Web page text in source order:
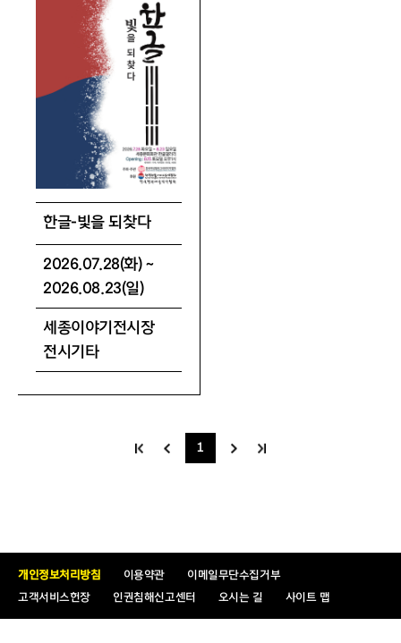
한글-빛을 되찾다
2026.07.28(화) ~
2026.08.23(일)
세종이야기전시장
전시기타
1
개인정보처리방침 이용약관
이메일무단수집거부
고객서비스헌장
인권침해신고센터 오시는 길 사이트 맵